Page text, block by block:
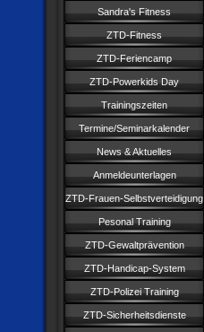
Sandra's Fitness
ZTD-Fitness
ZTD-Feriencamp
ZTD-Powerkids Day
Trainingszeiten
Termine/Seminarkalender
News & Aktuelles
Anmeldeunterlagen
ZTD-Frauen-Selbstverteidigung
Pesonal Training
ZTD-Gewaltprävention
ZTD-Handicap-System
ZTD-Polizei Training
ZTD-Sicherheitsdienste